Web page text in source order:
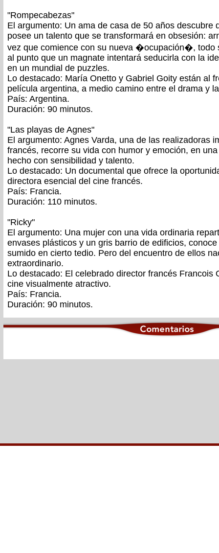
"Rompecabezas"
El argumento: Un ama de casa de 50 años descubre
posee un talento que se transformará en obsesión:
vez que comience con su nueva �ocupación�, todo
al punto que un magnate intentará seducirla con la
en un mundial de puzzles.
Lo destacado: María Onetto y Gabriel Goity están al
película argentina, a medio camino entre el drama y
País: Argentina.
Duración: 90 minutos.
"Las playas de Agnes"
El argumento: Agnes Varda, una de las realizadoras
francés, recorre su vida con humor y emoción, en
hecho con sensibilidad y talento.
Lo destacado: Un documental que ofrece la
directora esencial del cine francés.
País: Francia.
Duración: 110 minutos.
"Ricky"
El argumento: Una mujer con una vida ordinaria
envases plásticos y un gris barrio de edificios,
sumido en cierto tedio. Pero del encuentro de ellos
extraordinario.
Lo destacado: El celebrado director francés Francois
cine visualmente atractivo.
País: Francia.
Duración: 90 minutos.